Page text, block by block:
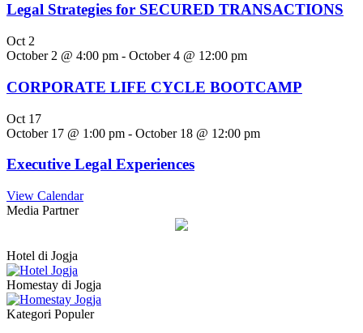
Legal Strategies for SECURED TRANSACTIONS
Oct 2
October 2 @ 4:00 pm - October 4 @ 12:00 pm
CORPORATE LIFE CYCLE BOOTCAMP
Oct 17
October 17 @ 1:00 pm - October 18 @ 12:00 pm
Executive Legal Experiences
View Calendar
Media Partner
Hotel di Jogja
Homestay di Jogja
Kategori Populer